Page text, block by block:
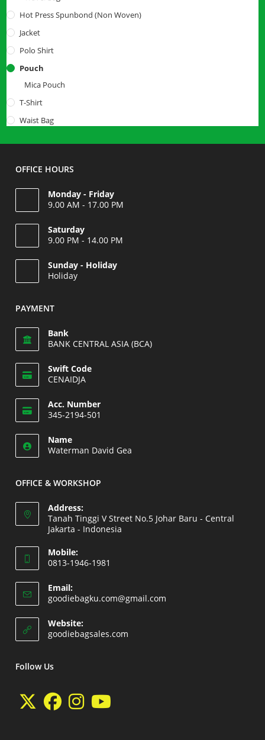
Hot Press Spunbond (Non Woven)
Jacket
Polo Shirt
Pouch
Mica Pouch
T-Shirt
Waist Bag
OFFICE HOURS
Monday - Friday
9.00 AM - 17.00 PM
Saturday
9.00 PM - 14.00 PM
in
your
Sunday - Holiday
Holiday
in
application
PAYMENT
Bank
BANK CENTRAL ASIA (BCA)
Swift Code
CENAIDJA
in
your
application
Acc. Number
345-2194-501
in
your
Name
Waterman David Gea
OFFICE & WORKSHOP
Address:
Tanah Tinggi V Street No.5 Johar Baru - Central
Jakarta - Indonesia
in
new
tab
Mobile:
0813-1946-1981
in
your
application
Email:
goodiebagku.com@gmail.com
Website:
goodiebagsales.com
Follow Us